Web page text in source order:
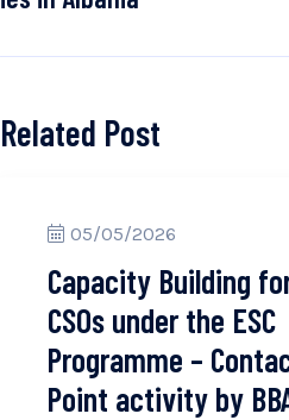
Related Post
05/05/2026
Capacity Building
CSOs under the ESC
Programme –
Point activity by